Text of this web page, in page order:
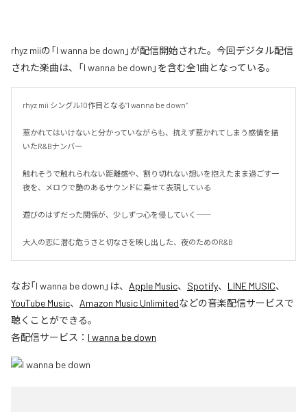
rhyz miiの「I wanna be down」が配信開始された。今回デジタル配信
された楽曲は、「I wanna be down」を含む全1曲となっている。
rhyz mii シングル10作目となる”I wanna be down”
惹かれてはいけないと分かっていながらも、抗えず惹かれてしまう感情を描
いたR&Bナンバー
触れそうで触れられない距離感や、割り切れない想いを抱えたまま過ごす一
夜を、メロウで艶のあるサウンドに乗せて表現している
遊びのはずだった関係が、少しずつ心を侵していく――
大人の恋に潜む危うさと切なさを映し出した、夜のためのR&B
なお「I wanna be down 」は、 Apple Music、 Spotify、 LINE MUSIC、
YouTube Music、 Amazon Music Unlimitedなどの音楽配信サービスで
聴くことができる。
各配信サービス： I wanna be down